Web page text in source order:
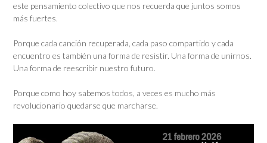
este pensamiento colectivo que nos recuerda que juntos somos
más fuertes.
Porque cada canción recuperada, cada paso compartido y cada
encuentro es también una forma de resistir. Una forma de unirnos.
Una forma de reescribir nuestro futuro.
Porque como hoy sabemos todos, a veces es mucho más
revolucionario quedarse que marcharse.